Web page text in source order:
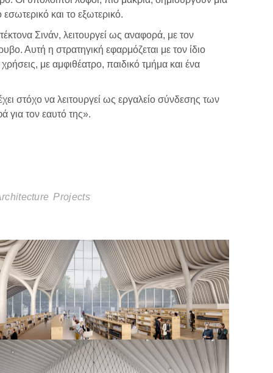
και το εξωτερικό.
Σινάν, λειτουργεί ως αναφορά, με τον
Αυτή η στρατηγική εφαρμόζεται με τον ίδιο
με αμφιθέατρο, παιδικό τμήμα και ένα
στόχο να λειτουργεί ως εργαλείο σύνδεσης των
για τον εαυτό της».
Projects